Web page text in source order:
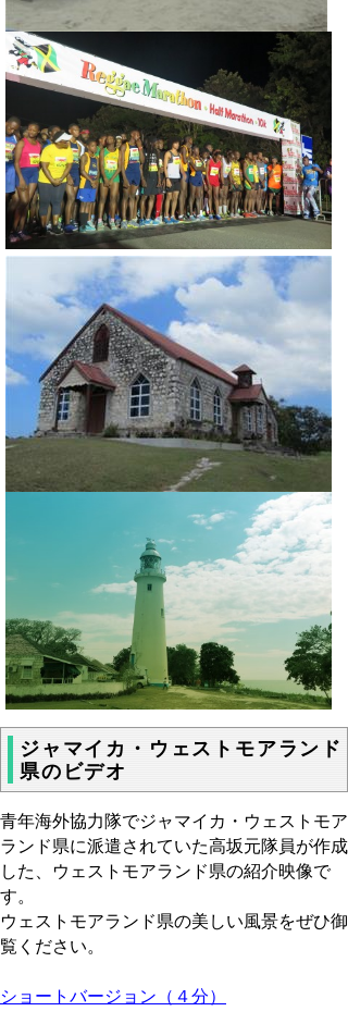
ジャマイカ・ウェストモアランド
県のビデオ
青年海外協力隊でジャマイカ・ウェストモア
ランド県に派遣されていた高坂元隊員が作成
した、ウェストモアランド県の紹介映像で
す。
ウェストモアランド県の美しい風景をぜひ御
覧ください。
ショートバージョン（４分）